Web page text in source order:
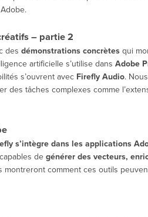
– partie 2
des démonstrations concrètesqui
artificielle s’utilise dans Adobe
s’ouvrent avec Firefly Audio.
des tâches complexes comme
s’intègre dans les applications
degénérer des vecteurs,
montreront comment ces outils